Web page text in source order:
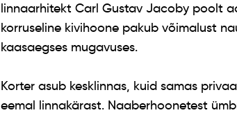
linnaarhitekt Carl Gustav Jacoby poolt
korruseline kivihoone pakub võimalust
kaasaegses mugavuses.
Korter asub kesklinnas, kuid samas
eemal linnakärast. Naaberhoonetest